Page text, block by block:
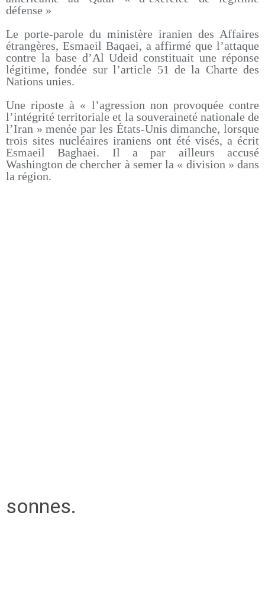
défense »
Le porte-parole du ministère iranien des Affaires
étrangères, Esmaeil Baqaei, a affirmé que l’attaque
contre la base d’Al Udeid constituait une réponse
légitime, fondée sur l’article 51 de la Charte des
Nations unies.
Une riposte à « l’agression non provoquée contre
l’intégrité territoriale et la souveraineté nationale de
l’Iran » menée par les États-Unis dimanche, lorsque
trois sites nucléaires iraniens ont été visés, a écrit
Esmaeil Baghaei. Il a par ailleurs accusé
Washington de chercher à semer la « division » dans
la région.
sonnes.